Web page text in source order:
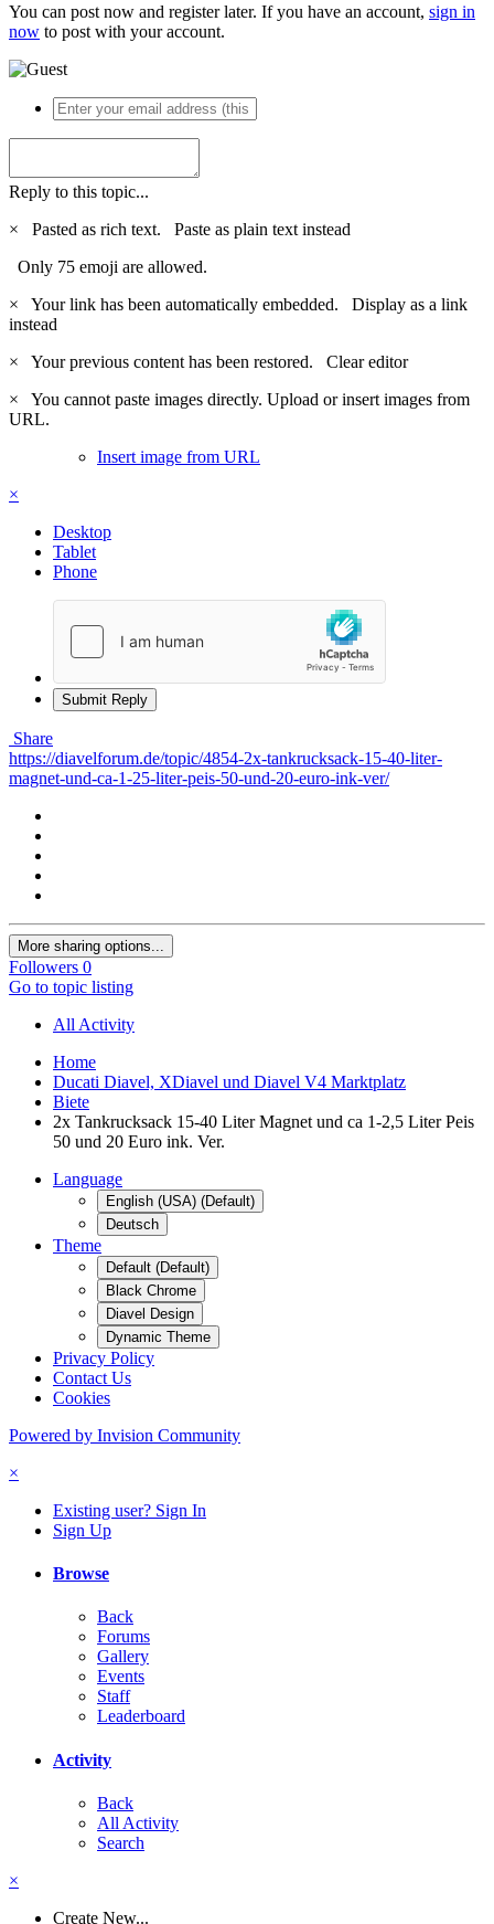
You can post now and register later. If you have an account, sign in
now to post with your account.
Reply to this topic...
×
Pasted as rich text. Paste as plain text instead
Only 75 emoji are allowed.
×
Your link has been automatically embedded. Display as a link
instead
×
Your previous content has been restored. Clear editor
×
You cannot paste images directly. Upload or insert images from
URL.
Insert image from URL
×
Desktop
Tablet
Phone
Submit Reply
Share
https://diavelforum.de/topic/4854-2x-tankrucksack-15-40-liter-
magnet-und-ca-1-25-liter-peis-50-und-20-euro-ink-ver/
More sharing options...
Followers 0
Go to topic listing
All Activity
Home
Ducati Diavel, XDiavel und Diavel V4 Marktplatz
Biete
2x Tankrucksack 15-40 Liter Magnet und ca 1-2,5 Liter Peis
50 und 20 Euro ink. Ver.
Language
English (USA) (Default)
Deutsch
Theme
Default (Default)
Black Chrome
Diavel Design
Dynamic Theme
Privacy Policy
Contact Us
Cookies
Powered by Invision Community
×
Existing user? Sign In
Sign Up
Browse
Back
Forums
Gallery
Events
Staff
Leaderboard
Activity
Back
All Activity
Search
×
Create New...